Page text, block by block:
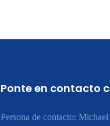
Ponte en contacto
Persona de contacto: